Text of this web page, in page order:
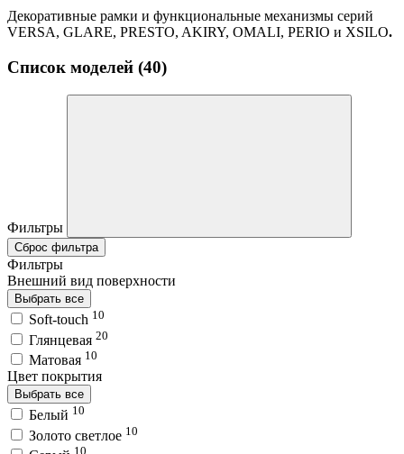
Декоративные рамки и функциональные механизмы серий
VERSA, GLARE, PRESTO, AKIRY, OMALI, PERIO и XSILO.
Список моделей (40)
Фильтры
Сброс фильтра
Фильтры
Внешний вид поверхности
Выбрать все
Soft-touch 10
Глянцевая 20
Матовая 10
Цвет покрытия
Выбрать все
Белый 10
Золото светлое 10
10